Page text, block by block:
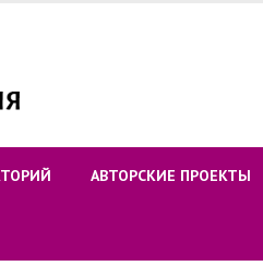
АВТОРСКИЕ ПРОЕКТЫ